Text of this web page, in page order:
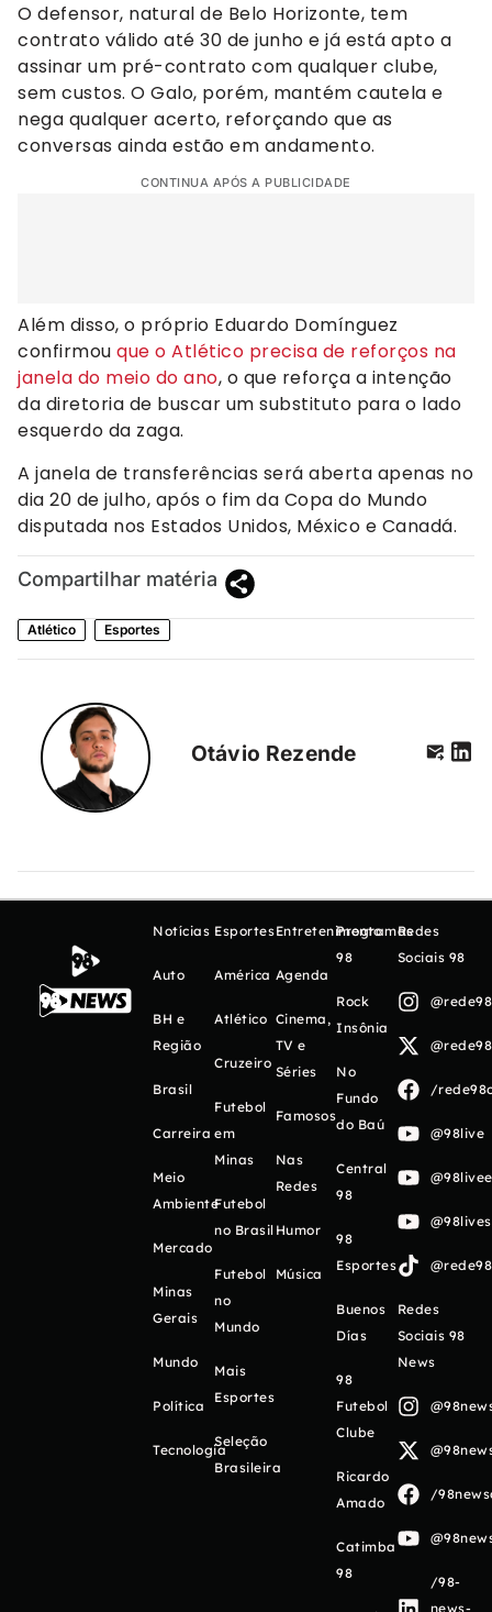
O defensor, natural de Belo Horizonte, tem
contrato válido até 30 de junho e já está apto a
assinar um pré-contrato com qualquer clube,
sem custos. O Galo, porém, mantém cautela e
nega qualquer acerto, reforçando que as
conversas ainda estão em andamento.
CONTINUA APÓS A PUBLICIDADE
Além disso, o próprio Eduardo Domínguez
confirmou que o Atlético precisa de reforços na
janela do meio do ano, o que reforça a intenção
da diretoria de buscar um substituto para o lado
esquerdo da zaga.
A janela de transferências será aberta apenas no
dia 20 de julho, após o fim da Copa do Mundo
disputada nos Estados Unidos, México e Canadá.
Compartilhar matéria
Atlético Esportes
Otávio Rezende
Notícias
Auto
BH e
Região
Brasil
Carreira
Meio
Ambiente
Mercado
Minas
Gerais
Mundo
Política
Tecnologia
Esportes
América
Atlético
Cruzeiro
Futebol
em
Minas
Futebol
no Brasil
Futebol
no
Mundo
Mais
Esportes
Seleção
Brasileira
Entretenimento
Agenda
Cinema,
TV e
Séries
Famosos
Nas
Redes
Humor
Música
Programas
98
Rock
Insônia
No
Fundo
do Baú
Central
98
98
Esportes
Buenos
Días
98
Futebol
Clube
Ricardo
Amado
Catimba
98
Redes
Sociais 98
/
@98live
Redes
Sociais 98
News
/
/98-
news-